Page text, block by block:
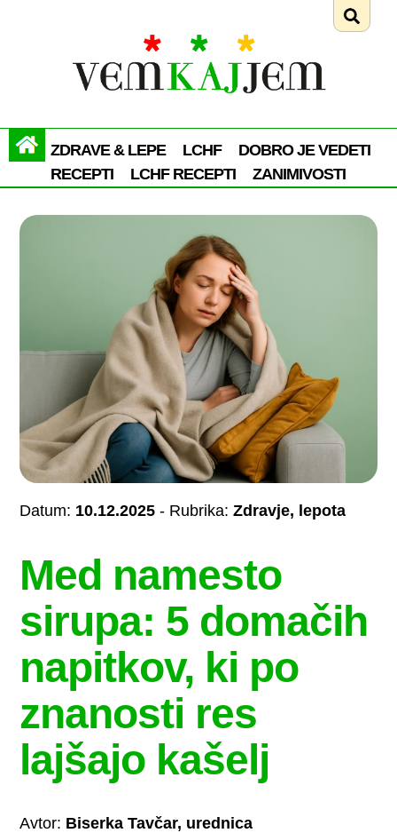
ZDRAVE & LEPE LCHF
DOBRO JE VEDETI
RECEPTI
LCHF RECEPTI ZANIMIVOSTI
Datum: 10.12.2025 - Rubrika:Zdravje, lepota
Med namesto
sirupa: 5 domačih
napitkov, ki po
znanosti res
lajšajo kašelj
Avtor: Biserka Tavčar, urednica